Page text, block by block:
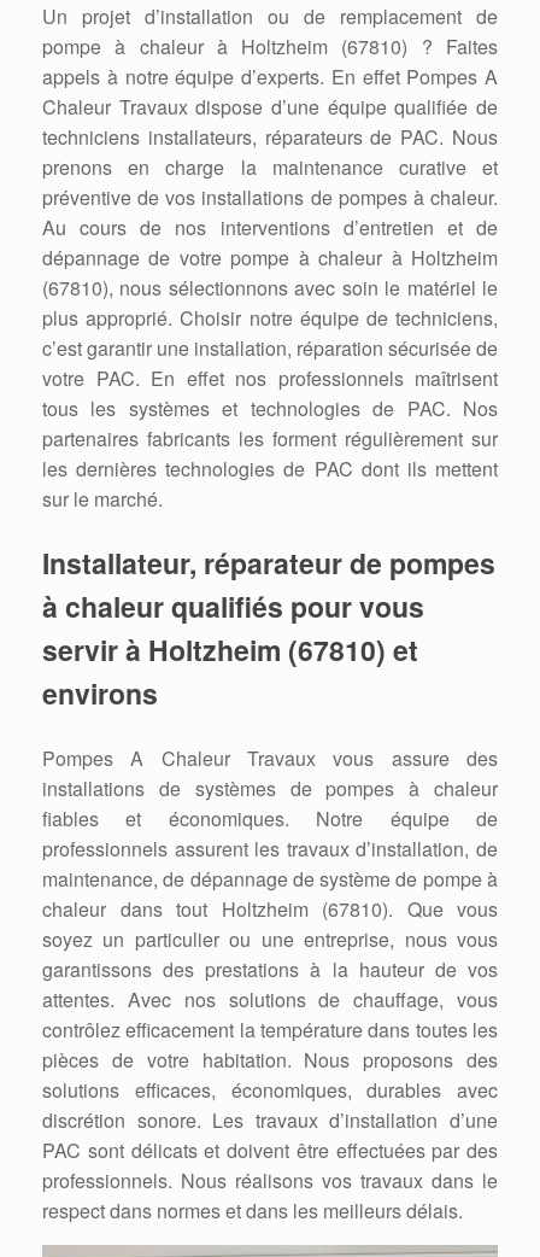
Un projet d’installation ou de remplacement de
pompe à chaleur à Holtzheim (67810) ? Faites
appels à notre équipe d’experts. En effet Pompes A
Chaleur Travaux dispose d’une équipe qualifiée de
techniciens installateurs, réparateurs de PAC. Nous
prenons en charge la maintenance curative et
préventive de vos installations de pompes à chaleur.
Au cours de nos interventions d’entretien et de
dépannage de votre pompe à chaleur à Holtzheim
(67810), nous sélectionnons avec soin le matériel le
plus approprié. Choisir notre équipe de techniciens,
c’est garantir une installation, réparation sécurisée de
votre PAC. En effet nos professionnels maîtrisent
tous les systèmes et technologies de PAC. Nos
partenaires fabricants les forment régulièrement sur
les dernières technologies de PAC dont ils mettent
sur le marché.
Installateur, réparateur de pompes
à chaleur qualifiés pour vous
servir à Holtzheim (67810) et
environs
Pompes A Chaleur Travaux vous assure des
installations de systèmes de pompes à chaleur
fiables et économiques. Notre équipe de
professionnels assurent les travaux d’installation, de
maintenance, de dépannage de système de pompe à
chaleur dans tout Holtzheim (67810). Que vous
soyez un particulier ou une entreprise, nous vous
garantissons des prestations à la hauteur de vos
attentes. Avec nos solutions de chauffage, vous
contrôlez efficacement la température dans toutes les
pièces de votre habitation. Nous proposons des
solutions efficaces, économiques, durables avec
discrétion sonore. Les travaux d’installation d’une
PAC sont délicats et doivent être effectuées par des
professionnels. Nous réalisons vos travaux dans le
respect dans normes et dans les meilleurs délais.